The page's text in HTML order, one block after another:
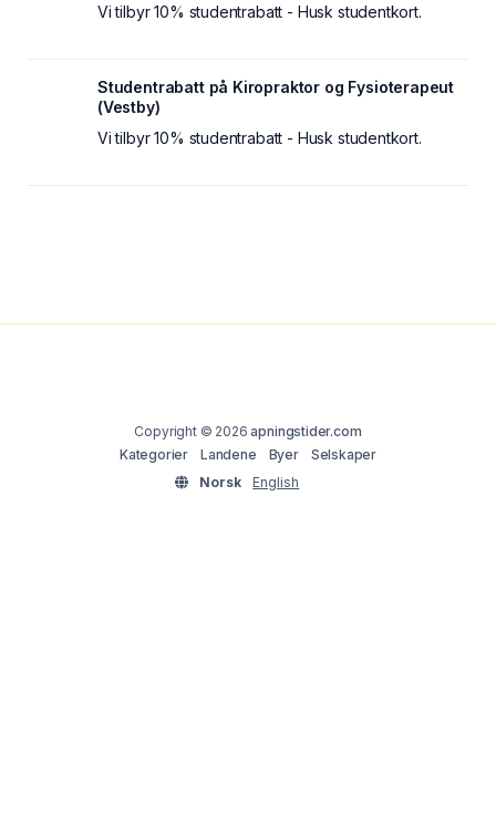
Vi tilbyr 10% studentrabatt - Husk studentkort.
Studentrabatt på Kiropraktor og Fysioterapeut
(Vestby)
Vi tilbyr 10% studentrabatt - Husk studentkort.
Copyright © 2026apningstider.com
Kategorier
Landene Byer
Selskaper
Norsk
English